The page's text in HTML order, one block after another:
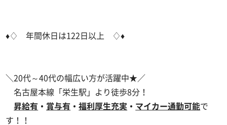
♦♢ 年間休日は122日以上 ♢♦
＼20代～40代の幅広い方が活躍中★／
名古屋本線「栄生駅」より徒歩8分！
昇給有 ・ 賞与有 ・福利厚生充実 ・ マイカー通勤可能で
す！！